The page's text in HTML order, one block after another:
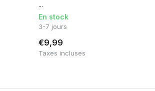
...
En stock
3-7 jours
€9,99
Taxes incluses